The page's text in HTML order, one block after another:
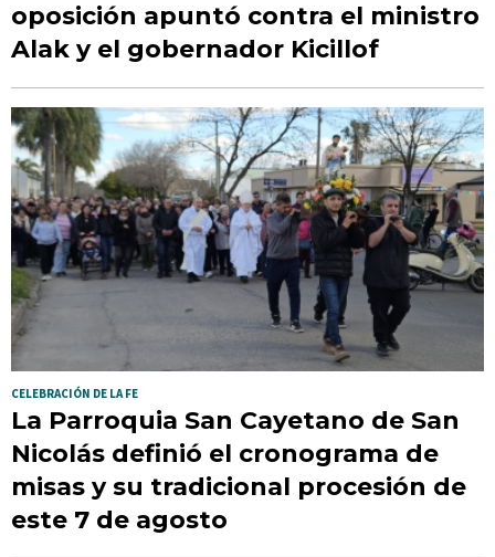
oposición apuntó contra el ministro
Alak y el gobernador Kicillof
CELEBRACIÓN DE LA FE
La Parroquia San Cayetano de San
Nicolás definió el cronograma de
misas y su tradicional procesión de
este 7 de agosto